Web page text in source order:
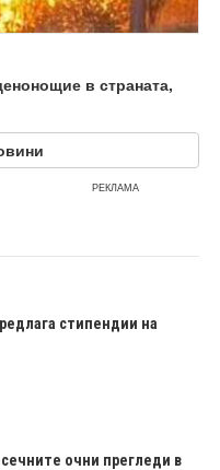
в страната,
РЕКЛАМА
стипендии на
очни прегледи в